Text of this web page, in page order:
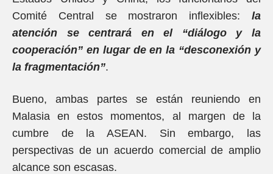
Comité Central se mostraron inflexibles: la
atención se centrará en el “diálogo y la
cooperación” en lugar de en la “desconexión y
la fragmentación”.
Bueno, ambas partes se están reuniendo en
Malasia en estos momentos, al margen de la
cumbre de la ASEAN. Sin embargo, las
perspectivas de un acuerdo comercial de amplio
alcance son escasas.